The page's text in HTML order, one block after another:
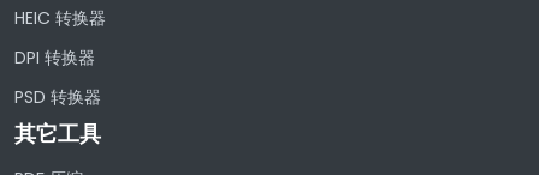
HEIC 转换器
DPI 转换器
PSD 转换器
其它工具